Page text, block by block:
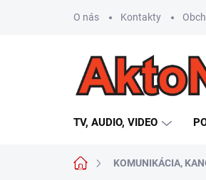
O nás Kontakty
TV, AUDIO, VIDEO
DomovKOMUNIKÁCIA,